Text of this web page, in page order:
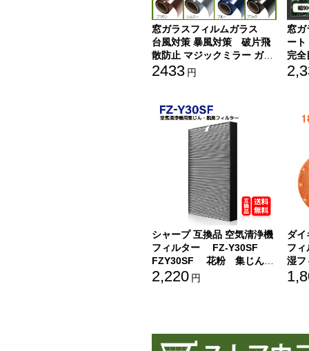
窓ガラスフィルムガラス
台風対策 暴風対策 破片飛
散防止 マジックミラー ガラ
ス透明断熱フィルム めかく
2433 円
窓ガ
ート
完全
プラ
浴
シャープ 互換品 空気清浄機
フィルター FZ-Y30SF
FZY30SF 花粉 集じん・
脱臭一体型フィルター 互
換品 対応型番: FZ-Y30SF
2,220 円
ダイ
フ
湿フ
用